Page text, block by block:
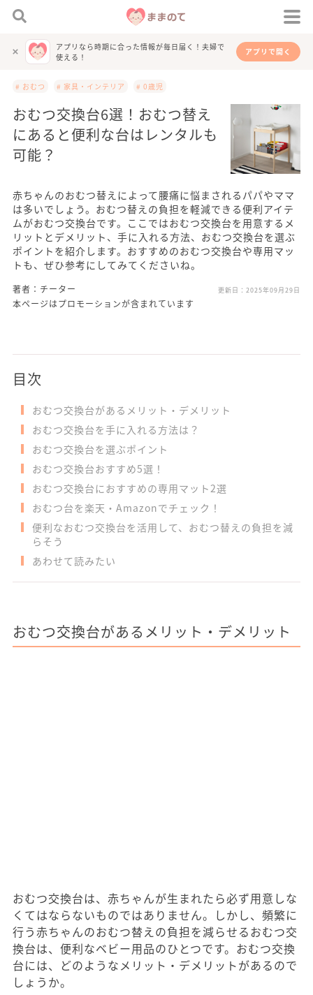
アプリなら時期に合った情報が毎日届く！夫婦で
使える！
アプリで開く
# おむつ # 家具・インテリア # 0歳児
おむつ交換台6選！おむつ替え
にあると便利な台はレンタルも
可能？
赤ちゃんのおむつ替えによって腰痛に悩まされるパパやママ
は多いでしょう。おむつ替えの負担を軽減できる便利アイテ
ムがおむつ交換台です。ここではおむつ交換台を用意するメ
リットとデメリット、手に入れる方法、おむつ交換台を選ぶ
ポイントを紹介します。おすすめのおむつ交換台や専用マッ
トも、ぜひ参考にしてみてくださいね。
著者：チーター 更新日： 2025年09月29日
本ページはプロモーションが含まれています
目次
おむつ交換台があるメリット・デメリット
おむつ交換台を手に入れる方法は？
おむつ交換台を選ぶポイント
おむつ交換台おすすめ5選！
おむつ交換台におすすめの専用マット2選
おむつ台を楽天・Amazonでチェック！
便利なおむつ交換台を活用して、おむつ替えの負担を減
らそう
あわせて読みたい
おむつ交換台があるメリット・デメリット
おむつ交換台は、赤ちゃんが生まれたら必ず用意しな
くてはならないものではありません。しかし、頻繁に
行う赤ちゃんのおむつ替えの負担を減らせるおむつ交
換台は、便利なベビー用品のひとつです。おむつ交換
台には、どのようなメリット・デメリットがあるので
しょうか。